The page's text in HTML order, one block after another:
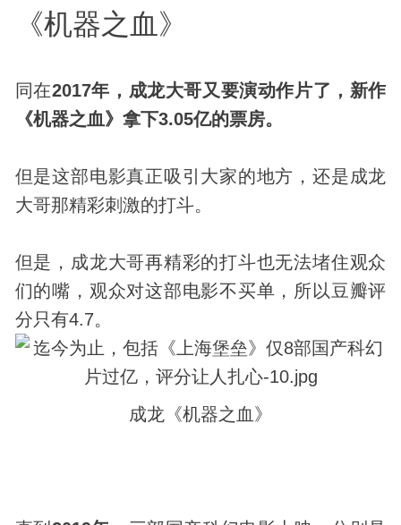
《机器之血》
同在2017年，成龙大哥又要演动作片了，新作
《机器之血》拿下3.05亿的票房。
但是这部电影真正吸引大家的地方，还是成龙
大哥那精彩刺激的打斗。
但是，成龙大哥再精彩的打斗也无法堵住观众
们的嘴，观众对这部电影不买单，所以豆瓣评
分只有4.7。
成龙《机器之血》